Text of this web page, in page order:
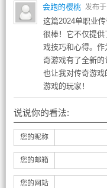
会跑的樱桃 发布
这篇2024单职业
很棒！它不仅提
戏技巧和心得。
奇游戏有了全新的
也让我对传奇游
游戏的玩家！
说说你的看法:
您的昵称
您的邮箱
您的网站